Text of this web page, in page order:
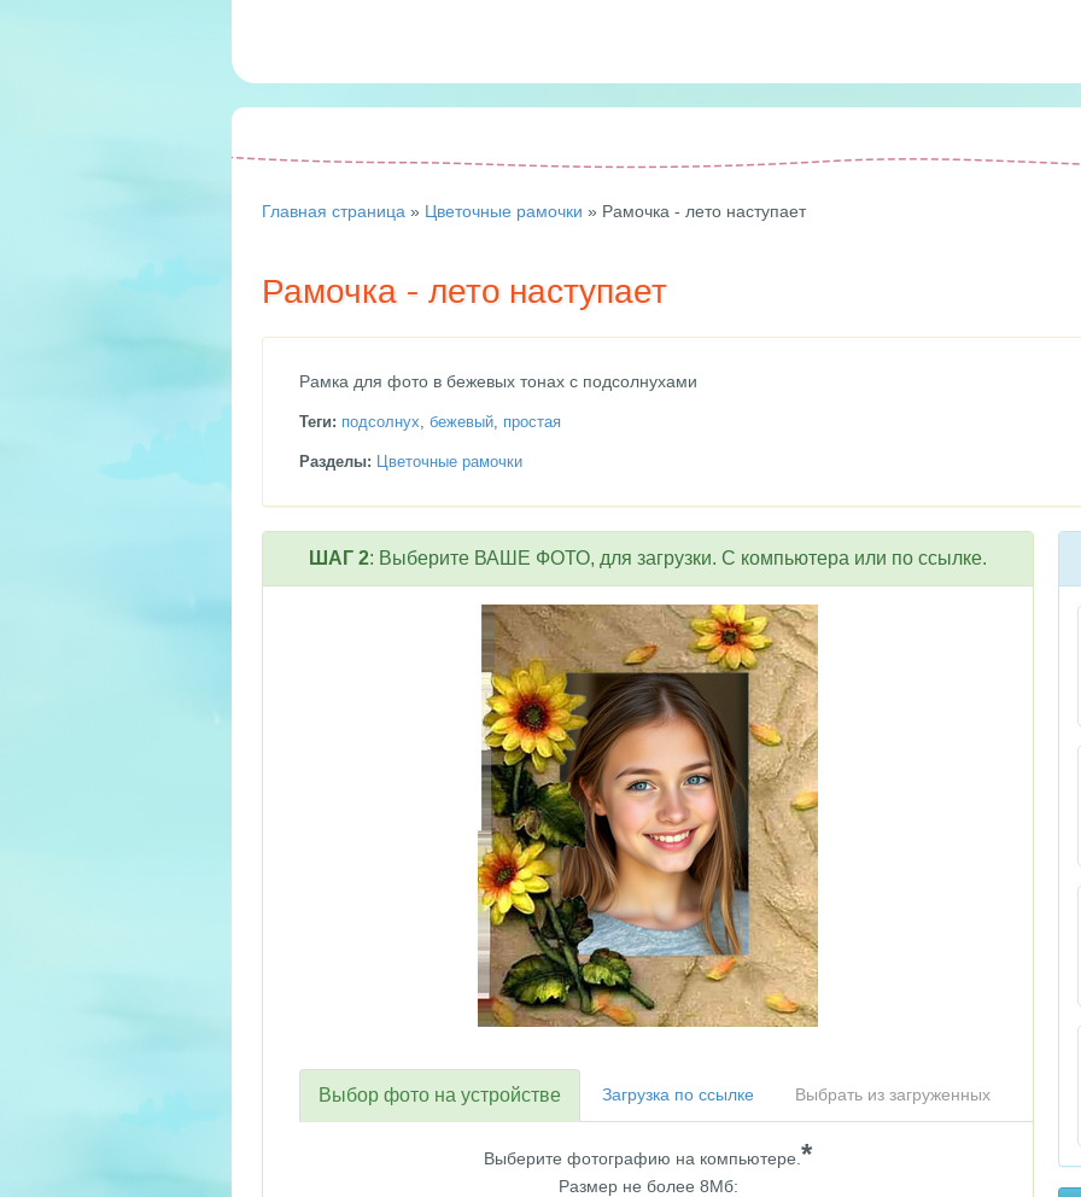
Главная страница » Цветочные рамочки » Рамочка - лето наступает
Рамочка - лето наступает
Рамка для фото в бежевых тонах с подсолнухами
Теги: подсолнух, бежевый, простая
Разделы: Цветочные рамочки
ШАГ 2: Выберите ВАШЕ ФОТО, для загрузки. С компьютера или по ссылке.
Выбор фото на устройстве Загрузка по ссылке Выбрать из загруженных
Выберите фотографию на компьютере. *
Размер не более 8Мб: